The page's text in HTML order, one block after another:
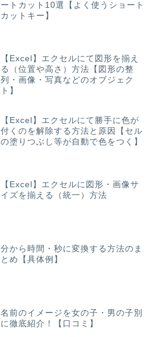
ートカット10選【よく使うショート
カットキー】
【Excel】エクセルにて図形を揃え
る（位置や高さ）方法【図形の整
列・画像・写真などのオブジェク
ト】
【Excel】エクセルにて勝手に色が
付くのを解除する方法と原因【セル
の塗りつぶし等が自動で色をつく】
【Excel】エクセルに図形・画像サ
イズを揃える（統一）方法
分から時間・秒に変換する方法のま
とめ【具体例】
名前のイメージを女の子・男の子別
に徹底紹介！【口コミ】